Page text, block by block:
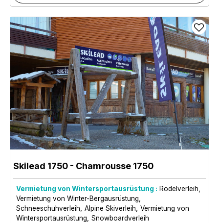
Skilead 1750 - Chamrousse 1750
Vermietung von Wintersportausrüstung : Rodelverleih
Vermietung von Winter-Bergausrüstung
Schneeschuhverleih
Alpine Skiverleih
Vermietung von
Wintersportausrüstung
Snowboardverleih